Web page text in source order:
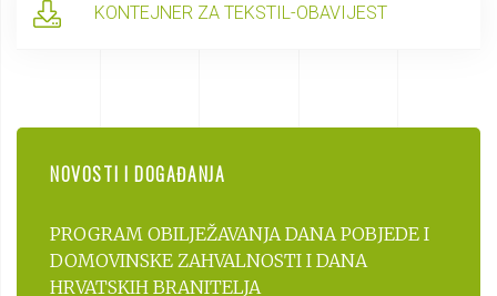
KONTEJNER ZA TEKSTIL-OBAVIJEST
NOVOSTI I DOGAĐANJA
PROGRAM OBILJEŽAVANJA DANA POBJEDE I
DOMOVINSKE ZAHVALNOSTI I DANA
HRVATSKIH BRANITELJA